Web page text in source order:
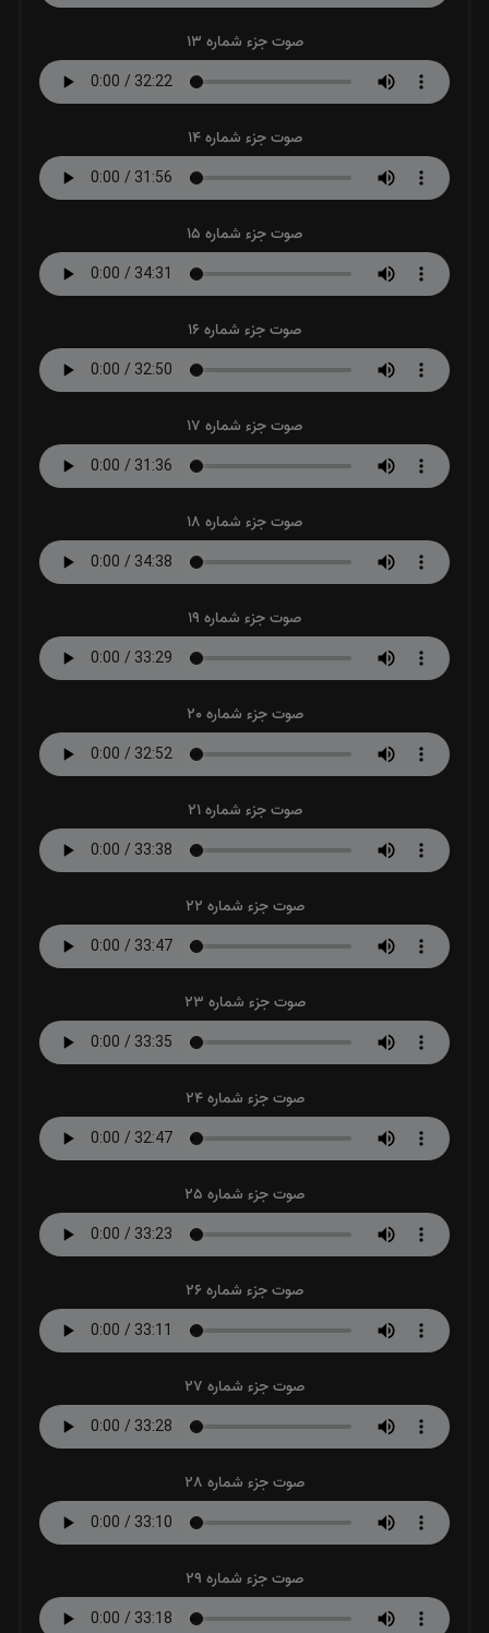
صوت جزء شماره 13
صوت جزء شماره 14
صوت جزء شماره 15
صوت جزء شماره 16
صوت جزء شماره 17
صوت جزء شماره 18
صوت جزء شماره 19
صوت جزء شماره 20
صوت جزء شماره 21
صوت جزء شماره 22
صوت جزء شماره 23
صوت جزء شماره 24
صوت جزء شماره 25
صوت جزء شماره 26
صوت جزء شماره 27
صوت جزء شماره 28
صوت جزء شماره 29